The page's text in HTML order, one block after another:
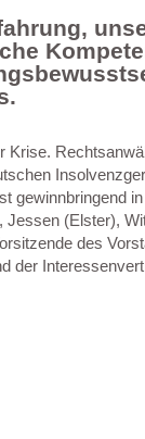
gewinnbringend
, Jessen (Elster),
des
der